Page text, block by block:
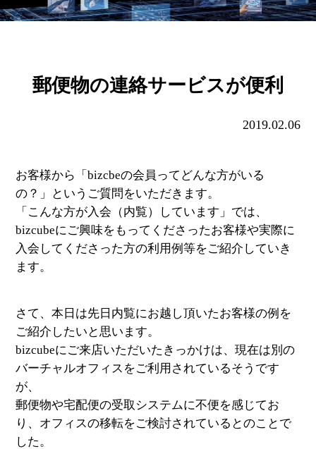
郵便物の連絡サービスが便利
2019.02.06
お客様から「bizcbeの会員ってどんな方がいる
の？」というご質問をいただきます。
「こんな方が入会（内覧）しています」では、
bizcubeにご興味をもってくださったお客様や実際に
入会してくださった方の利用例等をご紹介していき
ます。
さて、本日は先日内覧にお越し頂いたお客様の例を
ご紹介したいと思います。
bizcubeにご来店いただいたきっかけは、現在は別の
バーチャルオフィスをご利用されているそうです
が、
郵便物や宅配便の受取システムに不便を感じてお
り、オフィスの移転をご検討されているとのことで
した。